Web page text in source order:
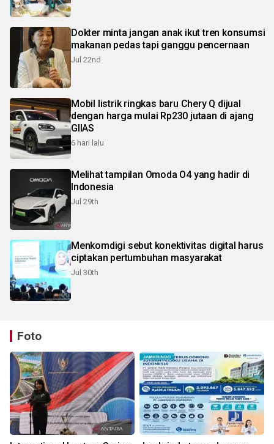
Dokter minta jangan anak ikut tren konsumsi
makanan pedas tapi ganggu pencernaan
Jul 22nd
Mobil listrik ringkas baru Chery Q dijual
dengan harga mulai Rp230 jutaan di ajang
GIIAS
6 hari lalu
Melihat tampilan Omoda O4 yang hadir di
Indonesia
Jul 29th
Menkomdigi sebut konektivitas digital harus
ciptakan pertumbuhan masyarakat
Jul 30th
Foto